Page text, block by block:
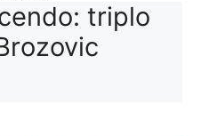
triplo